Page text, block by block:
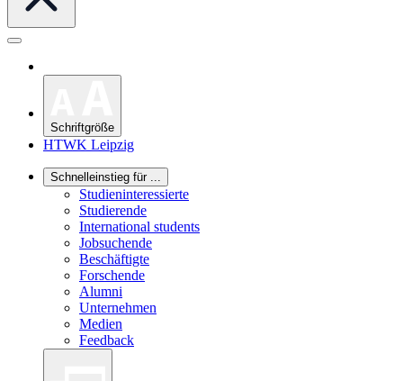
Schriftgröße
HTWK Leipzig
Schnelleinstieg für ...
Studieninteressierte
Studierende
International students
Jobsuchende
Beschäftigte
Forschende
Alumni
Unternehmen
Medien
Feedback